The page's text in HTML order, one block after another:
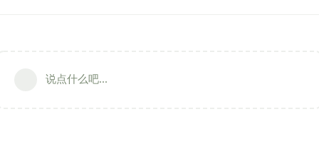
说点什么吧...